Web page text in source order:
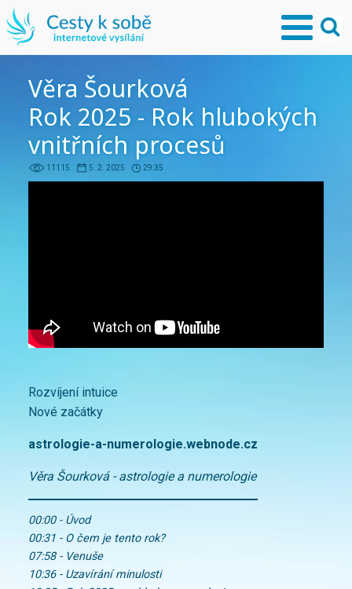
Věra Šourková
Rok 2025 - Rok hlubokých
vnitřních procesů
11115 5. 2. 2025 29:35
Rozvíjení intuice
Nové začátky
astrologie-a-numerologie.webnode.cz
Věra Šourková - astrologie a numerologie
00:00 - Úvod
00:31 - O čem je tento rok?
07:58 - Venuše
10:36 - Uzavírání minulosti